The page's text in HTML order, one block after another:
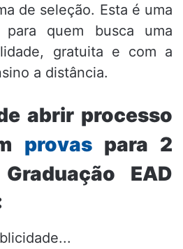
de seleção. Esta é uma
quem busca uma
gratuita e com a
a distância.
abrir processo
provaspara 2
EAD